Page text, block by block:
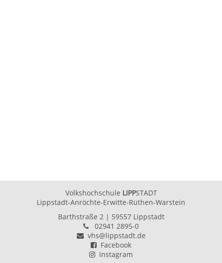
Volkshochschule LIPPSTADT
Lippstadt-Anröchte-Erwitte-Rüthen-Warstein
Barthstraße 2| 59557 Lippstadt
02941 2895-0
vhs@lippstadt.de
Facebook
Instagram